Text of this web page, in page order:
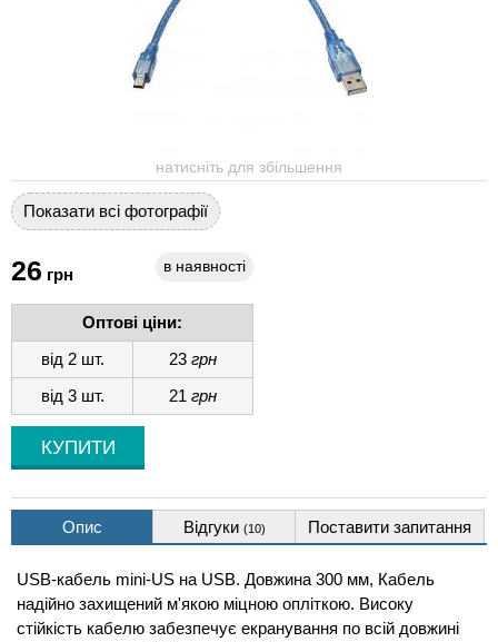
натисніть для збільшення
Показати всі фотографії
26 грн в наявності
Оптові ціни:
від 2 шт.
23 грн
від 3 шт.
21 грн
Опис Відгуки (10) Поставити запитання
USB-кабель mini-US на USB. Довжина 300 мм, Кабель
надійно захищений м'якою міцною опліткою. Високу
стійкість кабелю забезпечує екранування по всій довжині